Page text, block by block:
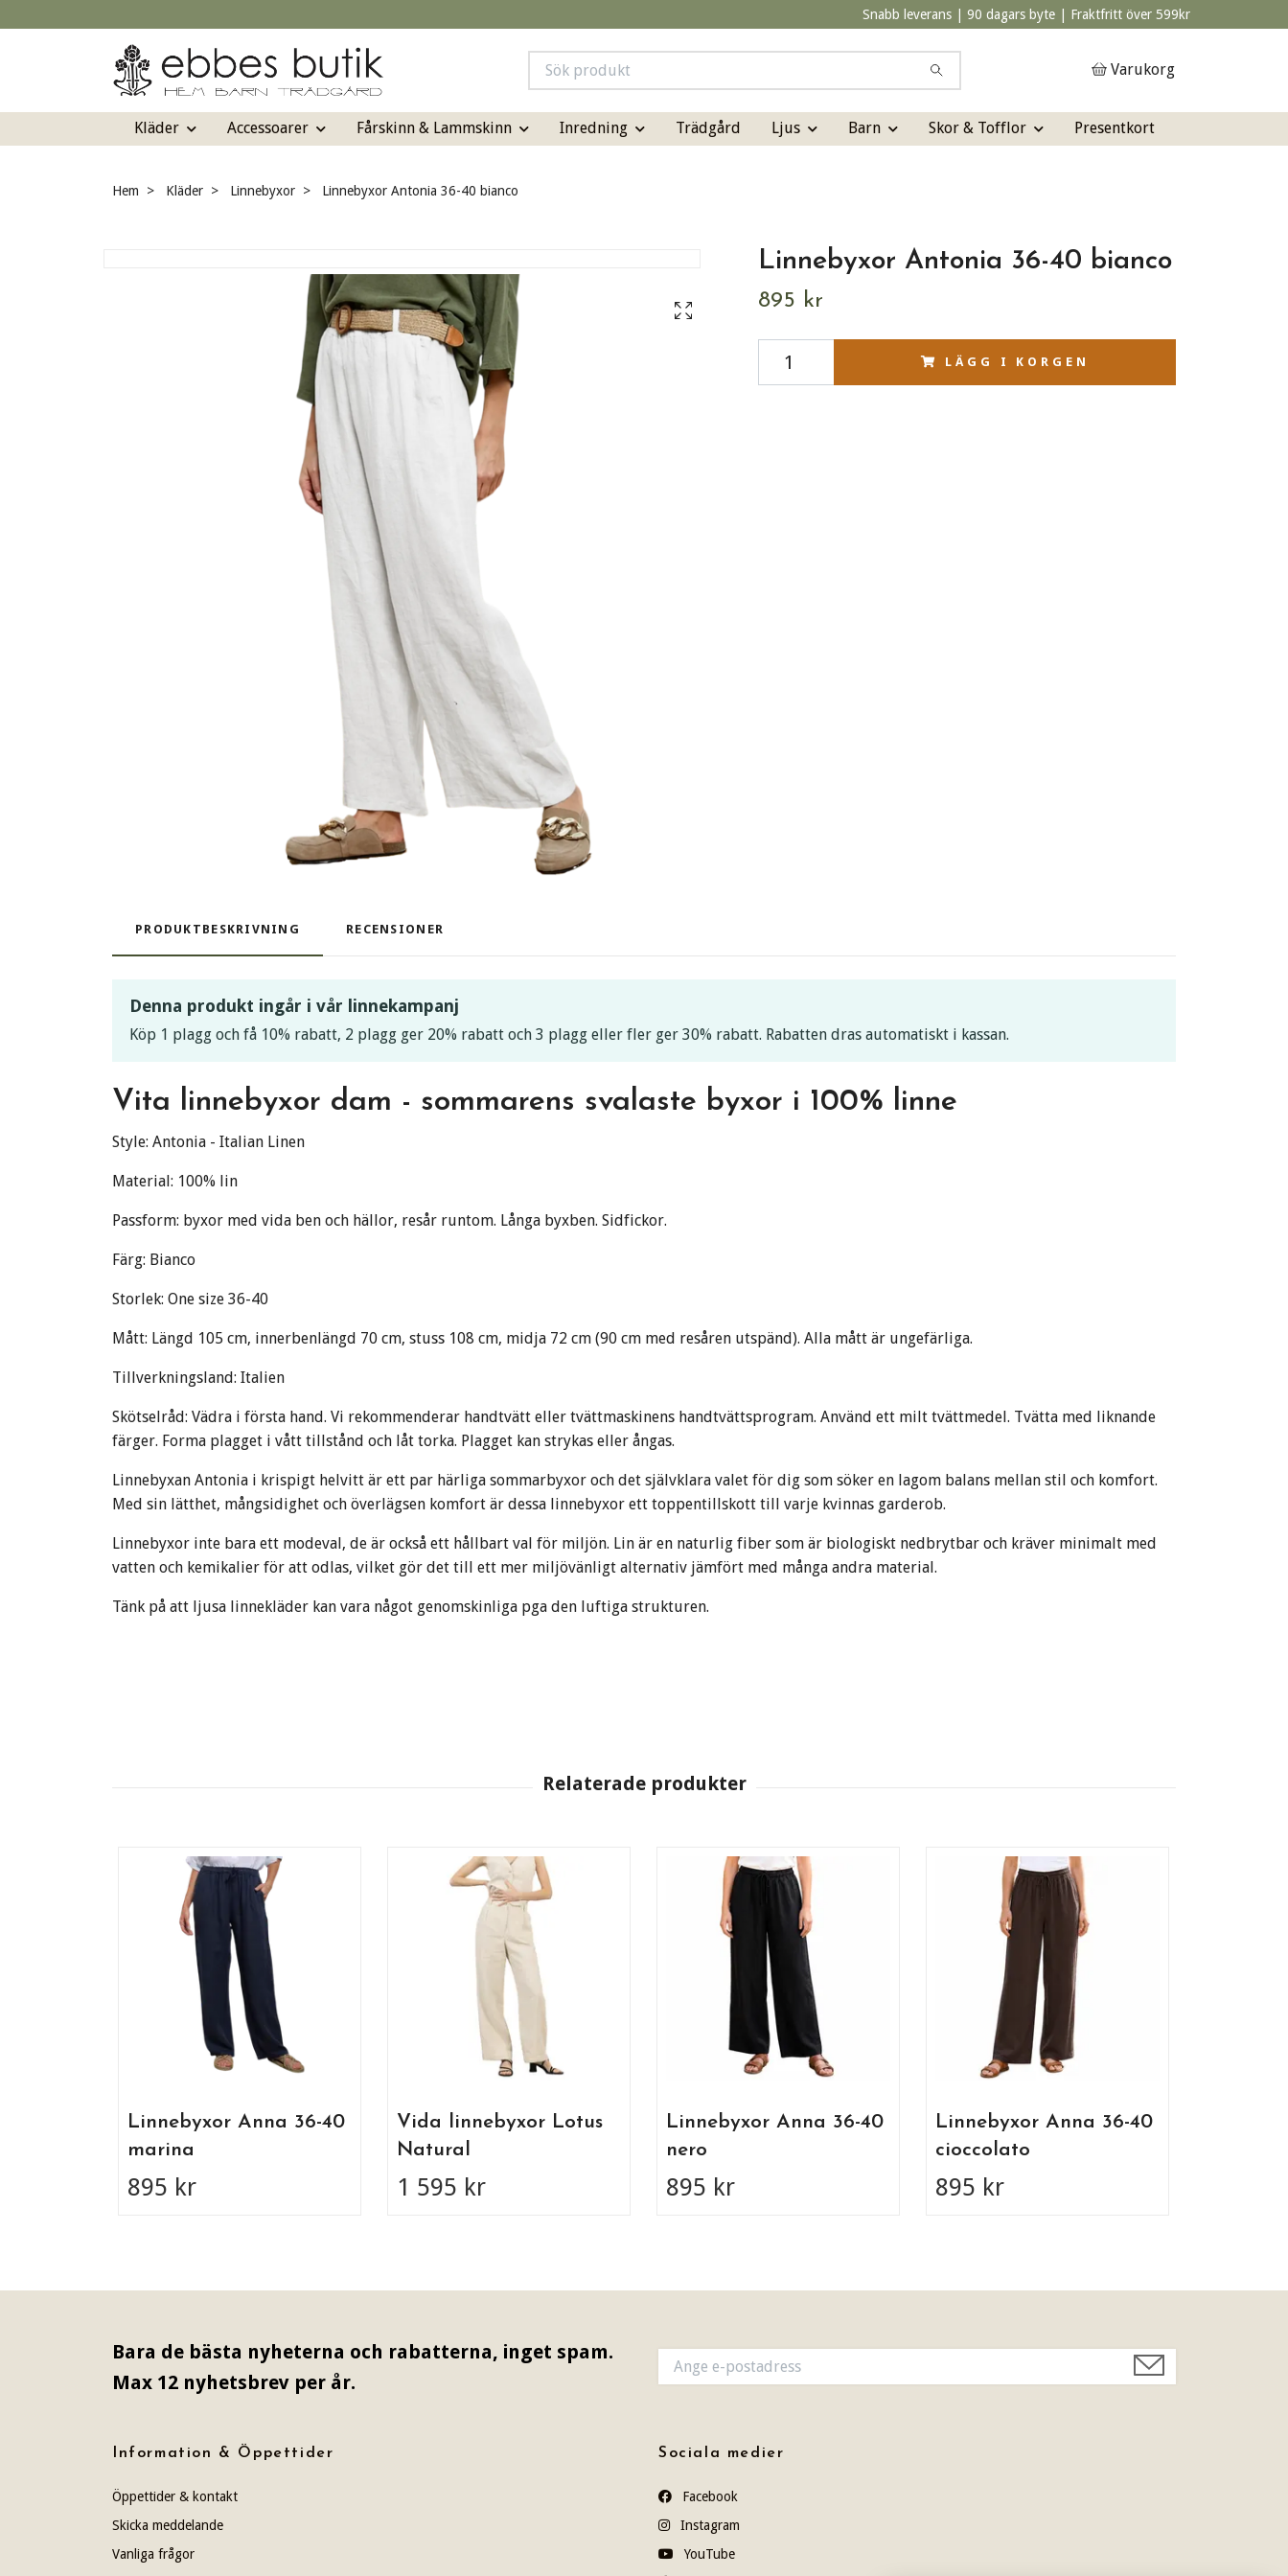
Snabb leverans | 90 dagars byte | Fraktfritt över 599kr
Varukorg
Kläder Accessoarer Fårskinn & Lammskinn Inredning Trädgård Ljus Barn Skor & Tofflor Presentkort
Hem Kläder Linnebyxor Linnebyxor Antonia 36-40 bianco
Linnebyxor Antonia 36-40 bianco
895 kr
LÄGG I KORGEN
PRODUKTBESKRIVNING RECENSIONER
Denna produkt ingår i vår linnekampanj
Köp 1 plagg och få 10% rabatt, 2 plagg ger 20% rabatt och 3 plagg eller fler ger 30% rabatt. Rabatten dras automatiskt i kassan.
Vita linnebyxor dam - sommarens svalaste byxor i 100% linne
Style: Antonia - Italian Linen
Material: 100% lin
Passform: byxor med vida ben och hällor, resår runtom. Långa byxben. Sidfickor.
Färg: Bianco
Storlek: One size 36-40
Mått: Längd 105 cm, innerbenlängd 70 cm, stuss 108 cm, midja 72 cm (90 cm med resåren utspänd). Alla mått är ungefärliga.
Tillverkningsland: Italien
Skötselråd: Vädra i första hand. Vi rekommenderar handtvätt eller tvättmaskinens handtvättsprogram. Använd ett milt tvättmedel. Tvätta med liknande
färger. Forma plagget i vått tillstånd och låt torka. Plagget kan strykas eller ångas.
Linnebyxan Antonia i krispigt helvitt är ett par härliga sommarbyxor och det självklara valet för dig som söker en lagom balans mellan stil och komfort.
Med sin lätthet, mångsidighet och överlägsen komfort är dessa linnebyxor ett toppentillskott till varje kvinnas garderob.
Linnebyxor inte bara ett modeval, de är också ett hållbart val för miljön. Lin är en naturlig fiber som är biologiskt nedbrytbar och kräver minimalt med
vatten och kemikalier för att odlas, vilket gör det till ett mer miljövänligt alternativ jämfört med många andra material.
Tänk på att ljusa linnekläder kan vara något genomskinliga pga den luftiga strukturen.
Linnebyxor Anna 36-40
marina
895 kr
Vida linnebyxor Lotus
Natural
1 595 kr
Linnebyxor Anna 36-40
nero
895 kr
Linnebyxor Anna 36-40
cioccolato
895 kr
Bara de bästa nyheterna och rabatterna, inget spam.
Max 12 nyhetsbrev per år.
Information & Öppettider
Öppettider & kontakt
Skicka meddelande
Vanliga frågor
Sociala medier
Facebook
Instagram
YouTube